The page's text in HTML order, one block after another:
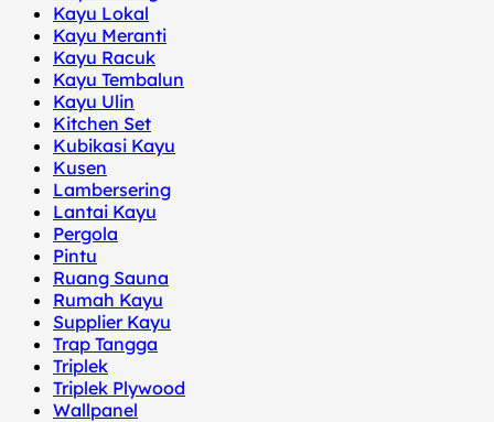
Kayu Lokal
Kayu Meranti
Kayu Racuk
Kayu Tembalun
Kayu Ulin
Kitchen Set
Kubikasi Kayu
Kusen
Lambersering
Lantai Kayu
Pergola
Pintu
Ruang Sauna
Rumah Kayu
Supplier Kayu
Trap Tangga
Triplek
Triplek Plywood
Wallpanel